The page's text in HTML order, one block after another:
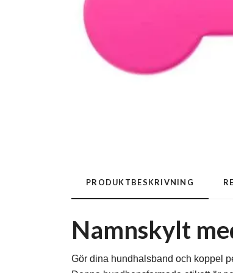
PRODUKTBESKRIVNING
Namnskylt
Gör dina hundhalsband och koppel